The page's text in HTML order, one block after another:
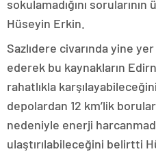
sokulamadığını
Hüseyin Erkin.
Sazlıdere civarında yine
ederek bu kaynakların
rahatlıkla
depolardan 12 km’lik
nedeniyle enerji
ulaştırılabileceğini belirtti